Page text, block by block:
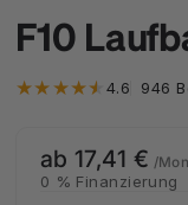
F10
4.6 946
Verkaufspreis
ab 17,41 € /
Normaler Preis
0 % Finanzierung